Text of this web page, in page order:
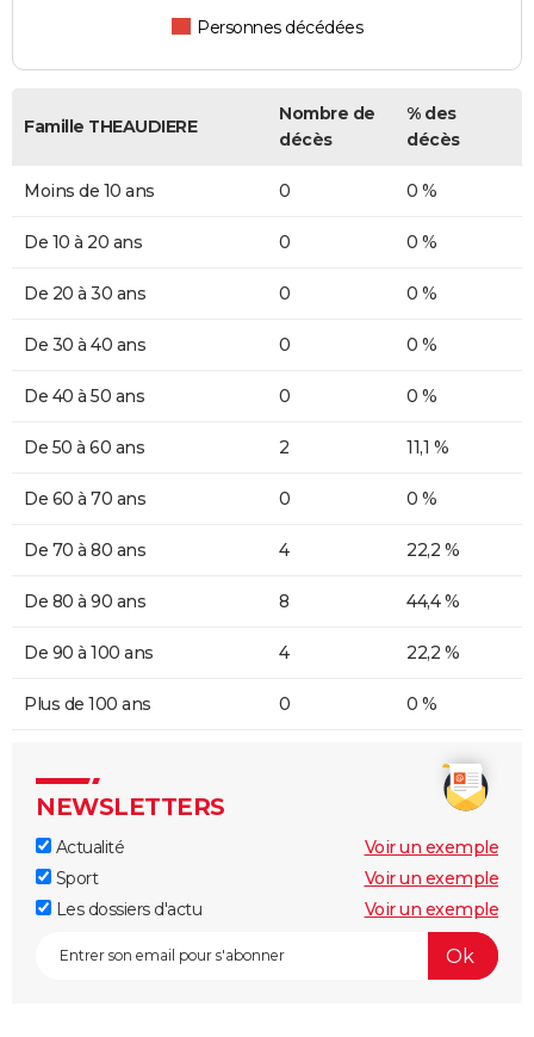
Personnes décédées
Famille THEAUDIERE
Nombre de
décès
% des
décès
Moins de 10 ans 0 0 %
De 10 à 20 ans 0 0 %
De 20 à 30 ans 0 0 %
De 30 à 40 ans 0 0 %
De 40 à 50 ans 0 0 %
De 50 à 60 ans 2 11,1 %
De 60 à 70 ans 0 0 %
De 70 à 80 ans 4 22,2 %
De 80 à 90 ans 8 44,4 %
De 90 à 100 ans 4 22,2 %
Plus de 100 ans 0 0 %
NEWSLETTERS
Actualité
Voir un exemple
Sport
Voir un exemple
Les dossiers d'actu
Voir un exemple